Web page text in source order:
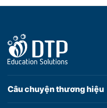
Câu chuyệnthương hiệu